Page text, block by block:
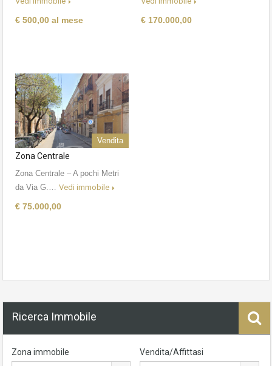
€ 500,00 al mese € 170.000,00
Vendita
Zona Centrale
Zona Centrale – A pochi Metri
da Via G.… Vedi immobile
€ 75.000,00
Ricerca Immobile
Zona immobile Vendita/Affittasi